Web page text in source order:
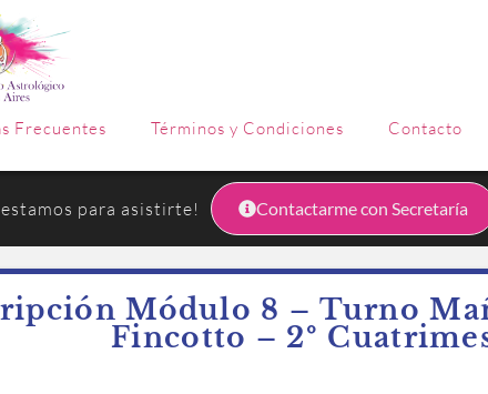
Frecuentes Términos y Condiciones Contacto
para asistirte! Contactarme con Secretaría
Módulo 8 – Turno
Fincotto – 2º